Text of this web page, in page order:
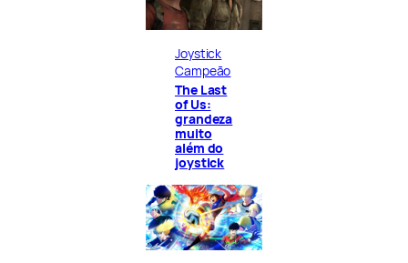
Joystick
Campeão
The Last
of Us:
grandeza
muito
além do
joystick